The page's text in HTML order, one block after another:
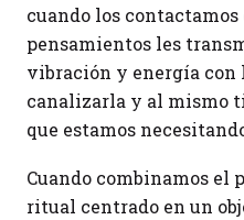
cuando los
pensamientos les
vibración y energía con
canalizarla y al mismo
que estamos
Cuando combinamos el
ritual centrado en un